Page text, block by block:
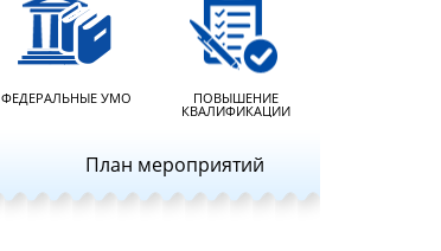
ФЕДЕРАЛЬНЫЕ УМО ПОВЫШЕНИЕ
КВАЛИФИКАЦИИ
План мероприятий